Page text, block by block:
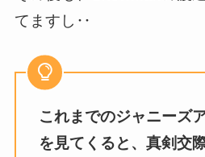
てますし‥
これまでのジャニーズ
を見てくると、真剣交